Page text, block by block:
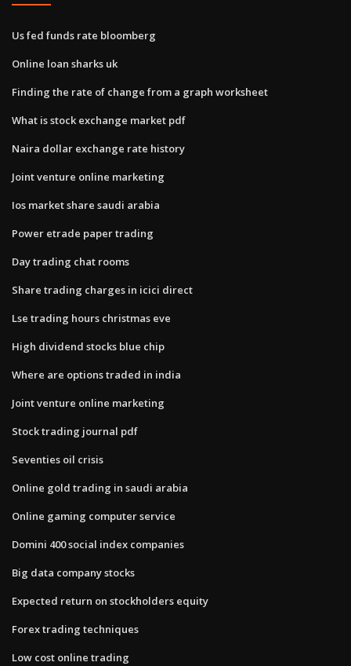
Us fed funds rate bloomberg
Online loan sharks uk
Finding the rate of change from a graph worksheet
What is stock exchange market pdf
Naira dollar exchange rate history
Joint venture online marketing
Ios market share saudi arabia
Power etrade paper trading
Day trading chat rooms
Share trading charges in icici direct
Lse trading hours christmas eve
High dividend stocks blue chip
Where are options traded in india
Joint venture online marketing
Stock trading journal pdf
Seventies oil crisis
Online gold trading in saudi arabia
Online gaming computer service
Domini 400 social index companies
Big data company stocks
Expected return on stockholders equity
Forex trading techniques
Low cost online trading